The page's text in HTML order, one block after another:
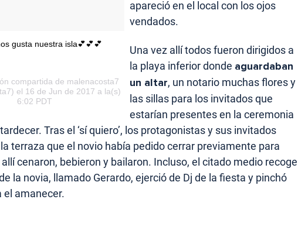
gusta nuestra isla💕💕💕
compartida de malenacosta7
el 16 de Jun de 2017 a la(s)
6:02 PDT
apareció en el local con los ojos
vendados.
Una vez allí todos fueron dirigidos a
la playa inferior donde aguardaban
un altar, un notario muchas flores y
las sillas para los invitados que
estarían presentes en la ceremonia
Tras el ‘sí quiero’, los protagonistas y sus invitados
terraza que el novio había pedido cerrar previamente para
cenaron, bebieron y bailaron. Incluso, el citado medio recoge
la novia, llamado Gerardo, ejerció de Dj de la fiesta y pinchó
el amanecer.